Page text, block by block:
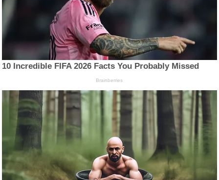
10 Incredible FIFA 2026 Facts You Probably Missed
Brainberries